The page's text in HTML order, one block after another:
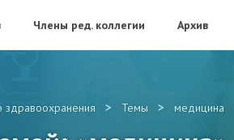
Члены ред. коллегии Архив
> Темы > медицина